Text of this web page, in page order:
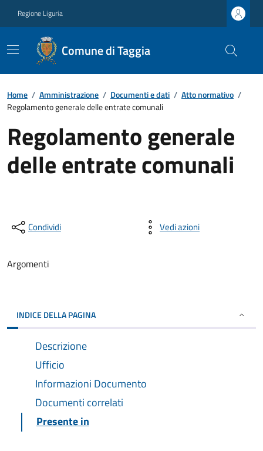
Regione Liguria
Comune di Taggia
Home / Amministrazione / Documenti e dati / Atto normativo /
Regolamento generale delle entrate comunali
Regolamento generale
delle entrate comunali
Condividi Vedi azioni
Argomenti
INDICE DELLA PAGINA
Descrizione
Ufficio
Informazioni Documento
Documenti correlati
Presente in